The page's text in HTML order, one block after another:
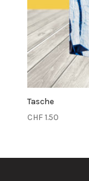
Tasche
CHF1.50